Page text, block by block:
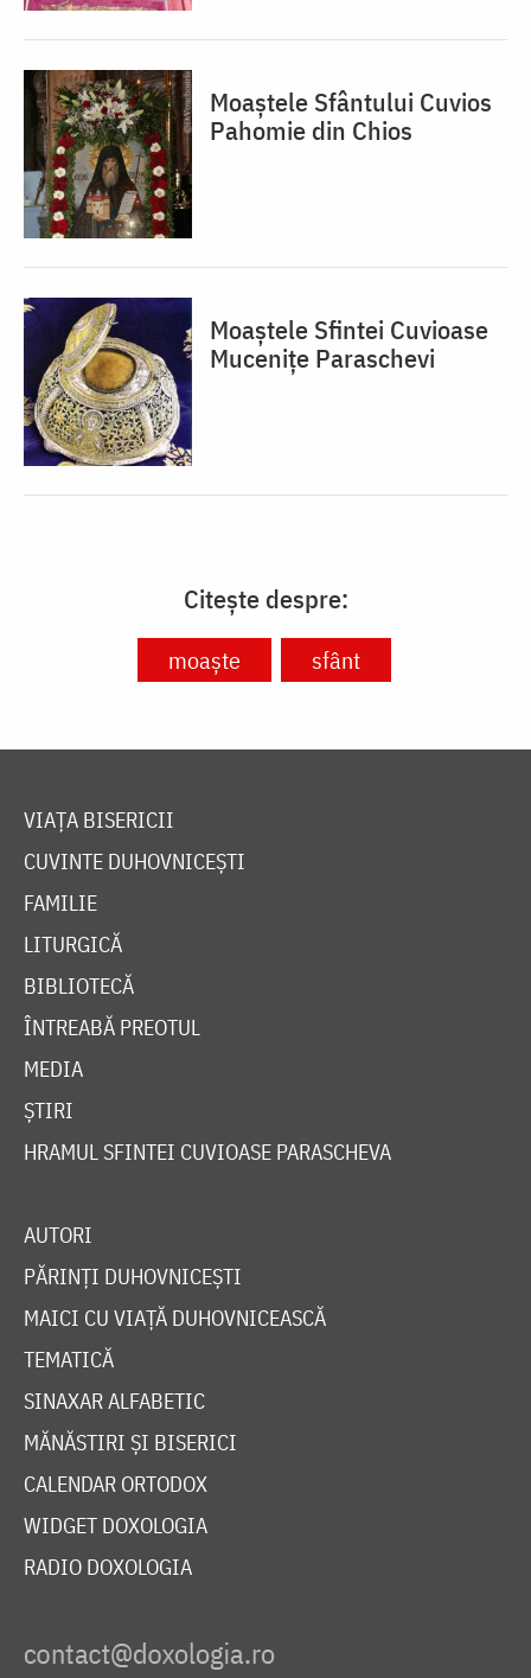
Moaștele Sfântului Cuvios
Pahomie din Chios
Moaștele Sfintei Cuvioase
Mucenițe Paraschevi
Citește despre:
moaște sfânt
VIAȚA BISERICII
CUVINTE DUHOVNICEȘTI
FAMILIE
LITURGICĂ
BIBLIOTECĂ
ÎNTREABĂ PREOTUL
MEDIA
ȘTIRI
HRAMUL SFINTEI CUVIOASE PARASCHEVA
AUTORI
PĂRINȚI DUHOVNICEȘTI
MAICI CU VIAȚĂ DUHOVNICEASCĂ
TEMATICĂ
SINAXAR ALFABETIC
MĂNĂSTIRI ȘI BISERICI
CALENDAR ORTODOX
WIDGET DOXOLOGIA
RADIO DOXOLOGIA